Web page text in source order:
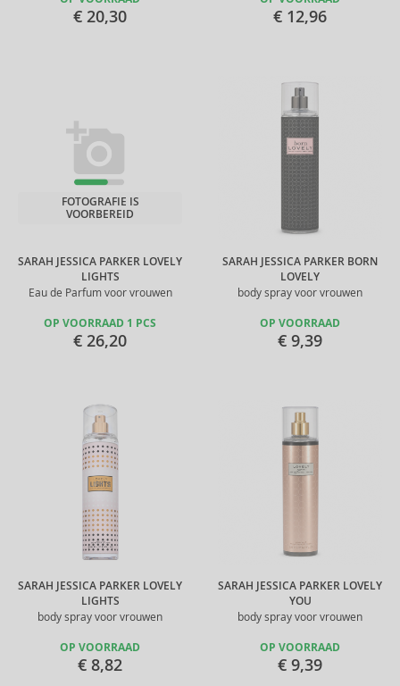
€ 20,30 € 12,96
SARAH JESSICA PARKER LOVELY
LIGHTS
Eau de Parfum voor vrouwen
FOTOGRAFIE IS
VOORBEREID
OP VOORRAAD 1 PCS
€ 26,20
SARAH JESSICA PARKER BORN
LOVELY
body spray voor vrouwen
OP VOORRAAD
€ 9,39
SARAH JESSICA PARKER LOVELY
LIGHTS
body spray voor vrouwen
OP VOORRAAD
€ 8,82
SARAH JESSICA PARKER LOVELY
YOU
body spray voor vrouwen
OP VOORRAAD
€ 9,39